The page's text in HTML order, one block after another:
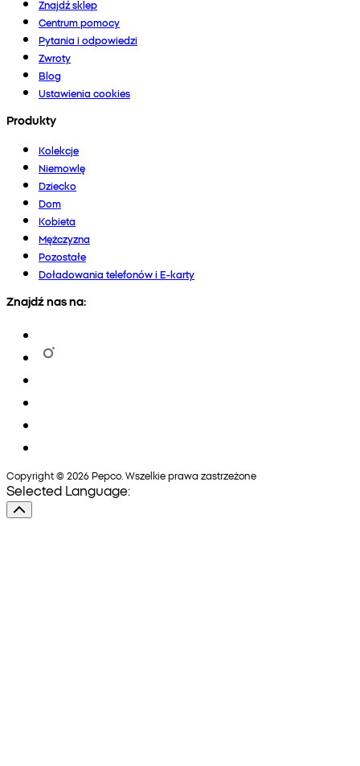
Znajdź sklep
Centrum pomocy
Pytania i odpowiedzi
Zwroty
Blog
Ustawienia cookies
Produkty
Kolekcje
Niemowlę
Dziecko
Dom
Kobieta
Mężczyzna
Pozostałe
Doładowania telefonów i E-karty
Znajdź nas na:
Copyright © 2026 Pepco. Wszelkie prawa zastrzeżone
Selected Language: